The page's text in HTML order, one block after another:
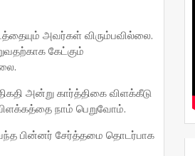
அவர்கள் விரும்பவில்லை.
கேட்கும்
அன்று கார்த்திகை விளக்கீடு
நாம் பெறுவோம்.
வந்த பின்னர் சேர்த்தமை தொடர்பாக